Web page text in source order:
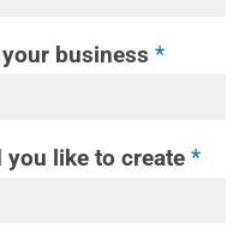
business *
like to create *